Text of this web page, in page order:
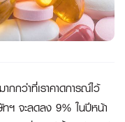
กว่าที่เราคาดการณ์ไว้
ทฯ จะลดลง 9% ในปีหน้า